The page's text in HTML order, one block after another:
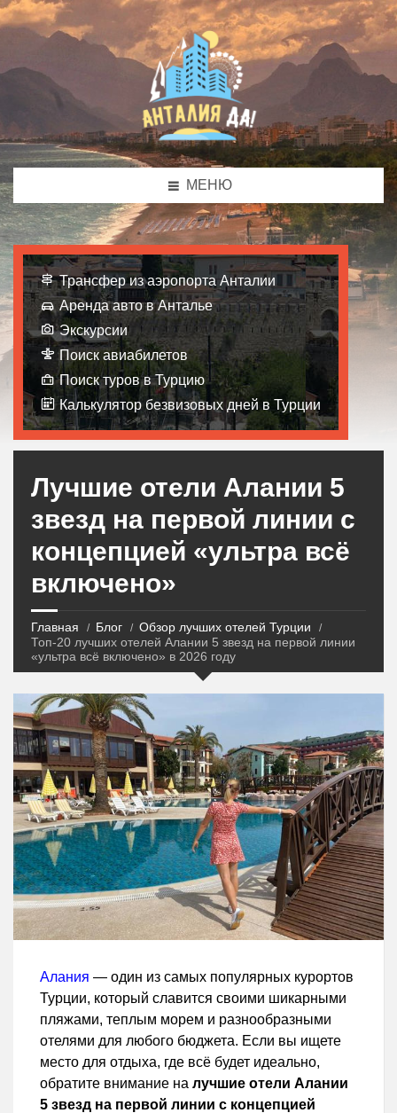
МЕНЮ
Трансфер из аэропорта Анталии
Аренда авто в Анталье
Экскурсии
Поиск авиабилетов
Поиск туров в Турцию
Калькулятор безвизовых дней в Турции
Лучшие отели Алании 5
звезд на первой линии с
концепцией «ультра всё
включено»
Главная Блог
Обзор лучших отелей Турции
Топ-20 лучших отелей Алании 5 звезд на первой линии
«ультра всё включено» в 2026 году
Алания — один из самых популярных курортов
Турции, который славится своими шикарными
пляжами, теплым морем и разнообразными
отелями для любого бюджета. Если вы ищете
место для отдыха, где всё будет идеально,
обратите внимание на лучшие отели Алании
5 звезд на первой линии с концепцией